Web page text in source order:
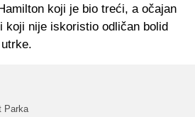
koji je bio treći, a očajan
koji nije iskoristio odličan bolid
Parka